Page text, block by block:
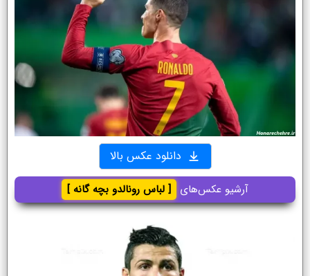
دانلود عکس بالا
آرشیو عکس‌های [ لباس رونالدو بچه گانه ]